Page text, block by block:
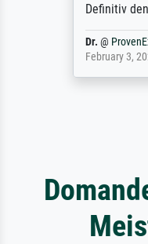
Definitiv den
@ProvenExpert
February 3, 2026